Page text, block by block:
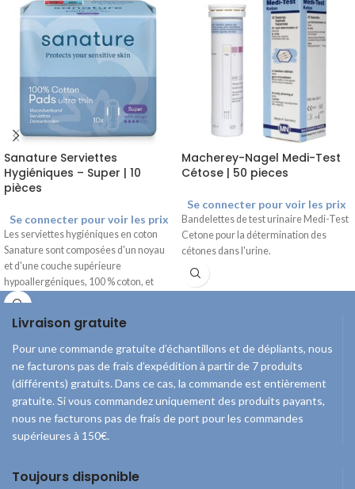
Sanature Serviettes
Hygiéniques – Super | 10
pièces
Se connecter pour voir les prix
Les serviettes hygiéniques en coton
Sanature sont composées d'un noyau
et d'une couche supérieure
hypoallergéniques, 100 % coton, et
sont exemptes de chlore et de parfum.
et empêchent le pansement de glisser.
Macherey-Nagel Medi-Test
Cétose | 50 pieces
Se connecter pour voir les prix
Bandelettes de test urinaire Medi-Test
Cetone pour la détermination des
cétones dans l'urine.
Livraison gratuite
Pour une commande gratuite d’échantillons et de dépliants, nous
ne facturons pas de frais d’expédition à partir de 7 produits
(différents) gratuits. Dans ce cas, la commande est entièrement
gratuite. Si vous commandez uniquement des produits payants,
nous ne facturons pas de frais de port pour les commandes
supérieures à 150€.
Toujours disponible